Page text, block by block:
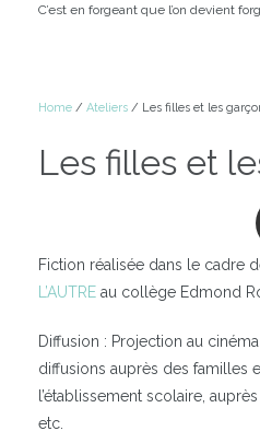
C’est en forgeant que l’on devient
Home / Ateliers / Les filles et les
Les filles et
Fiction réalisée dans le cadre
L’AUTRE au collège Edmond
Diffusion : Projection au cinéma
diffusions auprès des familles
l’établissement scolaire,
etc.